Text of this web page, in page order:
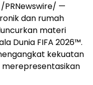
/PRNewswire/ —
dan rumah
materi
Dunia FIFA 2026™.
kekuatan
merepresentasikan